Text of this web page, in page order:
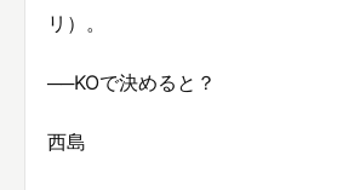
リ）。
──KOで決めると？
西島